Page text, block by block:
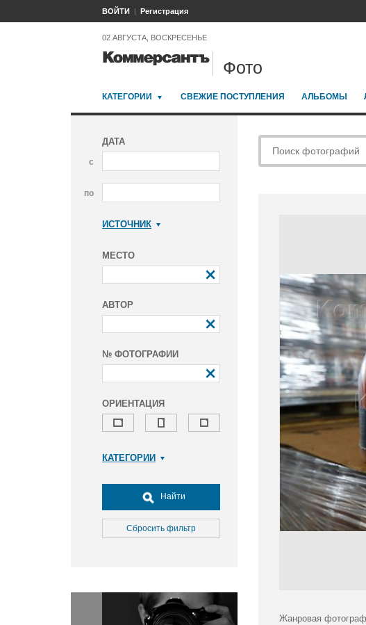
ВОЙТИ Регистрация
02 АВГУСТА, ВОСКРЕСЕНЬЕ
Фото
КАТЕГОРИИ СВЕЖИЕ ПОСТУПЛЕНИЯ АЛЬБОМЫ
ДАТА
с
по
ИСТОЧНИК
МЕСТО
АВТОР
№ ФОТОГРАФИИ
ОРИЕНТАЦИЯ
КАТЕГОРИИ
Досуг, туризм и отдых
Культура
Медицина
Окружающая среда
Политика
Найти
Сбросить фильтр
Жанровая